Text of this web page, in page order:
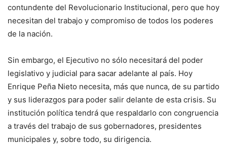
contundente del Revolucionario Institucional, pero que hoy
necesitan del trabajo y compromiso de todos los poderes
de la nación.
Sin embargo, el Ejecutivo no sólo necesitará del poder
legislativo y judicial para sacar adelante al país. Hoy
Enrique Peña Nieto necesita, más que nunca, de su partido
y sus liderazgos para poder salir delante de esta crisis. Su
institución política tendrá que respaldarlo con congruencia
a través del trabajo de sus gobernadores, presidentes
municipales y, sobre todo, su dirigencia.